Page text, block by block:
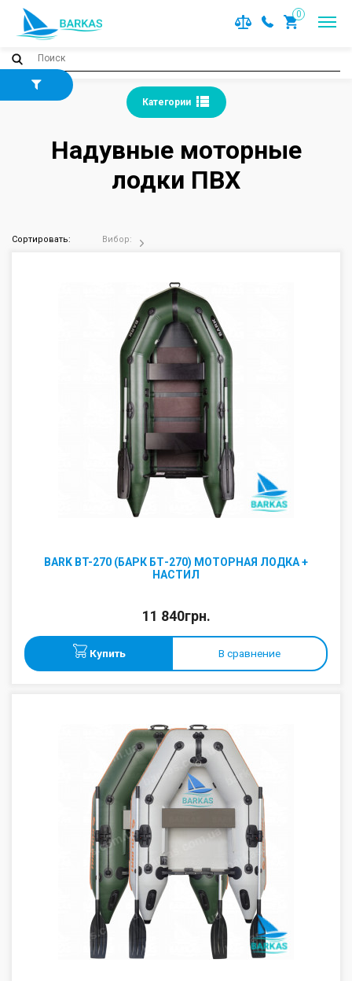
0
Категории
Надувные моторные
лодки ПВХ
Сортировать: Вибор:
BARK BT-270 (БАРК БТ-270) МОТОРНАЯ ЛОДКА +
НАСТИЛ
11 840грн.
Купить В сравнение